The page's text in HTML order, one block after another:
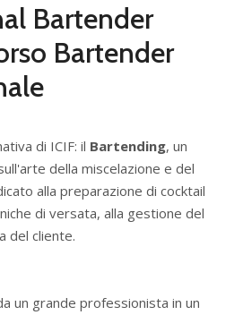
Bartender
Bartender
di ICIF: il Bartending, un
della miscelazione e del
alla preparazione di cocktail
di versata, alla gestione del
del cliente.
un grande professionista in un